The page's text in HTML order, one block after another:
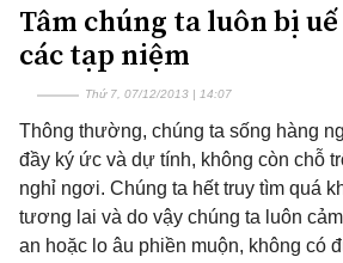
Tâm chúng ta luôn bị
các tạp niệm
Thứ 7, 07/12/2013 | 14:07
Thông thường, chúng ta sống hàng
đầy ký ức và dự tính, không còn chỗ
nghỉ ngơi. Chúng ta hết truy tìm quá
tương lai và do vậy chúng ta luôn
an hoặc lo âu phiền muộn, không có